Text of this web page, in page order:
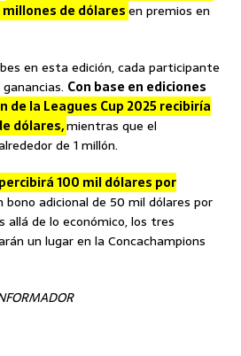
de dólaresen premios en
en esta edición, cada participante
Con base en ediciones
de la Leagues Cup 2025 recibiría
dólares,mientras que el
de 1 millón.
100 mil dólares por
bono adicional de 50 mil dólares por
de lo económico, los tres
un lugar en la Concachampions